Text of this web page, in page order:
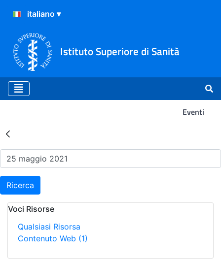
Istituto Superiore di Sanità
Eventi
Risultati della Ricerca -
Ricerca
Voci Risorse
Qualsiasi Risorsa
Contenuto Web (1)